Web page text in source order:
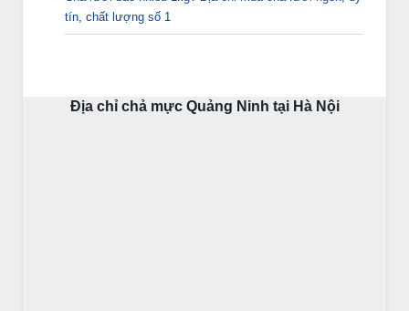
tín, chất lượng số 1
Địa chỉ chả mực Quảng Ninh tại Hà Nội